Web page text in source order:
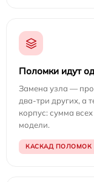
Поломки идут
Замена узла —
два-три других, а
корпус: сумма
модели.
КАСКАД ПОЛОМОК